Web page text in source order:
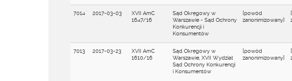
7014 2017-03-03
XVII AmC
1647/16
Sąd Okręgowy w
Warszawie - Sąd Ochrony
Konkurencji i
Konsumentów
[powód
zanonimizowany]
7013 2017-03-23
XVII AmC
1610/16
Sąd Okręgowy w
Warszawie, XVII Wydział
Sąd Ochrony Konkurencji
i Konsumentów
[powód
zanonimizowany]